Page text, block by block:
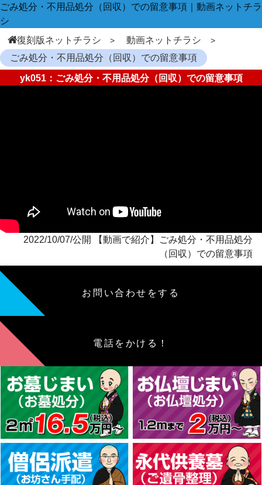
ごみ処分・不用品処分（回収）での留意事項｜動画ネットチラ
シ
復刻版ネットチラシ
動画ネットチラシ
ごみ処分・不用品処分（回収）での留意事項
yk051：ごみ処分・不用品処分（回収）での留意事項
2022/10/07/公開 【動画で紹介】ごみ処分・不用品処分
（回収）での留意事項
お問い合わせをする
電話をかける！